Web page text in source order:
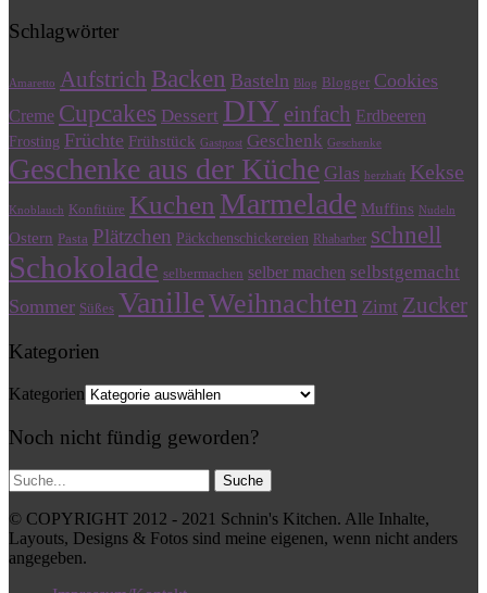
Schlagwörter
Amaretto Aufstrich Backen Basteln Blog Blogger Cookies
Creme Cupcakes Dessert DIY einfach Erdbeeren
Frosting Früchte Frühstück Gastpost Geschenk Geschenke
Geschenke aus der Küche Glas herzhaft Kekse
Knoblauch Konfitüre Kuchen Marmelade Muffins Nudeln
Ostern Pasta Plätzchen Päckchenschickereien Rhabarber schnell
Schokolade selbermachen selber machen selbstgemacht
Sommer Süßes VanilleWeihnachten Zimt Zucker
Kategorien
Kategorien
Noch nicht fündig geworden?
© COPYRIGHT 2012 - 2021 Schnin's Kitchen. Alle Inhalte,
Layouts, Designs & Fotos sind meine eigenen, wenn nicht anders
angegeben.